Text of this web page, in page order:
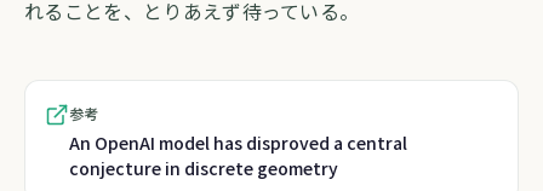
れることを、とりあえず待っている。
参考
An OpenAI model has disproved a central
conjecture in discrete geometry